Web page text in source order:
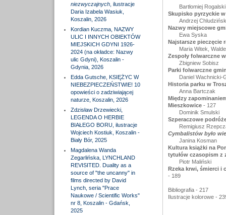
niezwyczajnych, ilustracje
Daria Izabela Wasiuk,
Koszalin, 2026
Kordian Kuczma, NAZWY
ULIC I INNYCH OBIEKTÓW
MIEJSKICH GDYNI 1926-
2024 (na okładce: Nazwy
ulic Gdyni), Koszalin -
Gdynia, 2026
Edda Gutsche, KSIĘŻYC W
NIEBEZPIECZEŃSTWIE! 10
opowieści o zadziwiającej
naturze, Koszalin, 2026
Zdzisław Drzewiecki,
LEGENDA O HERBIE
BIAŁEGO BORU, ilustracje
Wojciech Kostiuk, Koszalin -
Biały Bór, 2025
Magdalena Wanda
Zegarlińska, LYNCHLAND
REVISITED. Duality as a
source of "the uncanny" in
films directed by David
Lynch, seria "Prace
Naukowe / Scientific Works"
nr 8, Koszalin - Gdańsk,
2025
Bartłomiej Rogalski
Skupisko pyrzyckie
Andrzej
Nazwy miejscowe
Ewa Syska
Najstarsze pieczęcie
Maria Witek,
Zespoły folwarczne
Zbigniew Sobisz
Parki folwarczne
Daniel Wachnicki-
Historia parku w
Anna Bartczak
Między
Mieszkowice- 127
Dominik Smulski
Szperaczowe
Remigiusz
Cymbalistów było
Janina Kosman
Kultura książki na
tytułów czasopism z
Piotr Maliński
Rzeka krwi, śmierci i
- 189
Bibliografia - 217
Ilustracje kolorowe -